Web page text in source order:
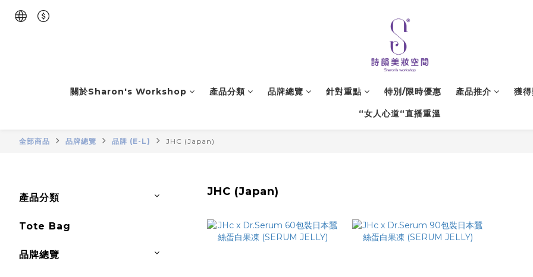
關於Sharon's Workshop 產品分類 品牌總覽 針對重點 特別/限時優惠 產品推介 獲
“女人心道“直播重溫
全部商品 品牌總覽 品牌 (E-L) JHC (Japan)
產品分類
Tote Bag
品牌總覽
JHC (Japan)